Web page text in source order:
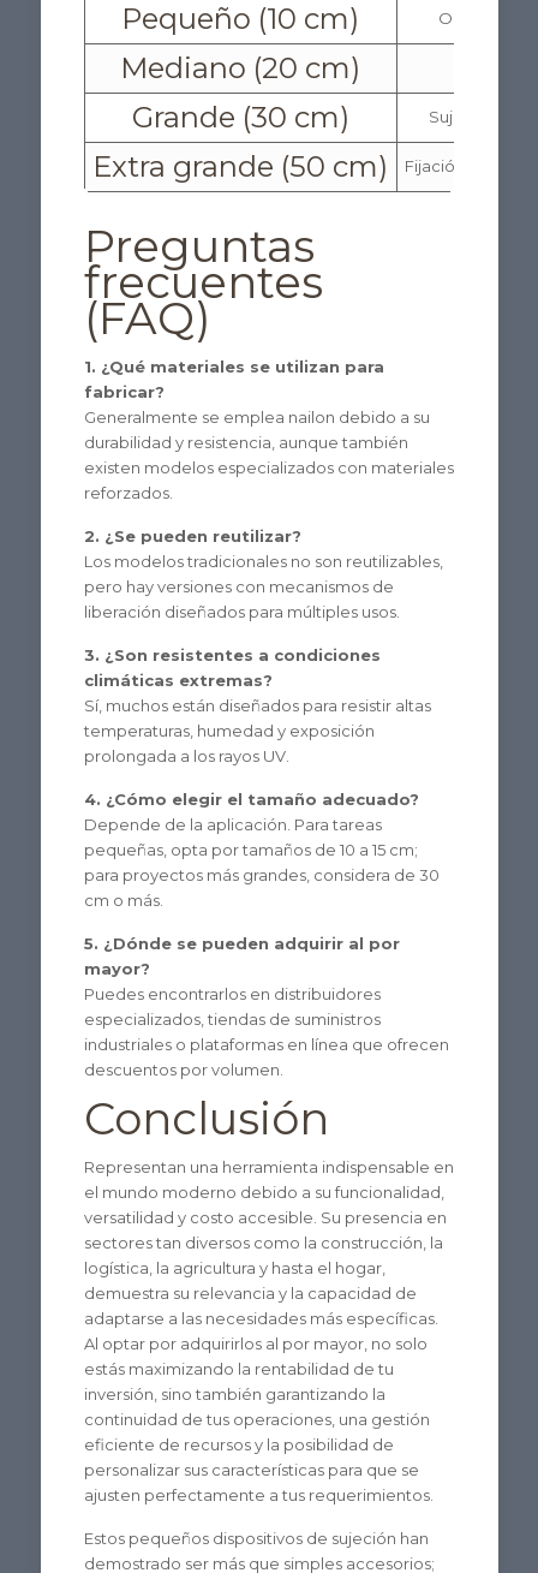
Pequeño (10 cm)
Mediano (20 cm)
Grande (30 cm) Sujeción en
Extra grande (50 cm) Fijación de
Preguntas
frecuentes
(FAQ)
1. ¿Qué materiales se utilizan para
fabricar?
Generalmente se emplea nailon debido a su
durabilidad y resistencia, aunque también
existen modelos especializados con materiales
reforzados.
2. ¿Se pueden reutilizar?
Los modelos tradicionales no son reutilizables,
pero hay versiones con mecanismos de
liberación diseñados para múltiples usos.
3. ¿Son resistentes a condiciones
climáticas extremas?
Sí, muchos están diseñados para resistir altas
temperaturas, humedad y exposición
prolongada a los rayos UV.
4. ¿Cómo elegir el tamaño adecuado?
Depende de la aplicación. Para tareas
pequeñas, opta por tamaños de 10 a 15 cm;
para proyectos más grandes, considera de 30
cm o más.
5. ¿Dónde se pueden adquirir al por
mayor?
Puedes encontrarlos en distribuidores
especializados, tiendas de suministros
industriales o plataformas en línea que ofrecen
descuentos por volumen.
Conclusión
Representan una herramienta indispensable en
el mundo moderno debido a su funcionalidad,
versatilidad y costo accesible. Su presencia en
sectores tan diversos como la construcción, la
logística, la agricultura y hasta el hogar,
demuestra su relevancia y la capacidad de
adaptarse a las necesidades más específicas.
Al optar por adquirirlos al por mayor, no solo
estás maximizando la rentabilidad de tu
inversión, sino también garantizando la
continuidad de tus operaciones, una gestión
eficiente de recursos y la posibilidad de
personalizar sus características para que se
ajusten perfectamente a tus requerimientos.
Estos pequeños dispositivos de sujeción han
demostrado ser más que simples accesorios;